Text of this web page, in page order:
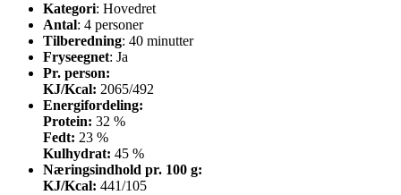
Kategori: Hovedret
Antal: 4 personer
Tilberedning: 40 minutter
Fryseegnet: Ja
Pr. person:
KJ/Kcal: 2065/492
Energifordeling:
Protein: 32 %
Fedt: 23 %
Kulhydrat: 45 %
Næringsindhold pr. 100 g:
KJ/Kcal: 441/105